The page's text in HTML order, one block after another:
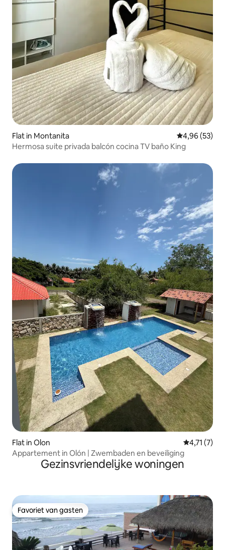
Flat in Montanita Gemiddelde
4,96 (53)
Hermosa suite privada balcón cocina TV baño King
Flat in Olon
4,71 (7)
Appartement in Olón | Zwembaden en beveiliging
Gezinsvriendelijke woningen
Favoriet van gasten
Favoriet van gasten